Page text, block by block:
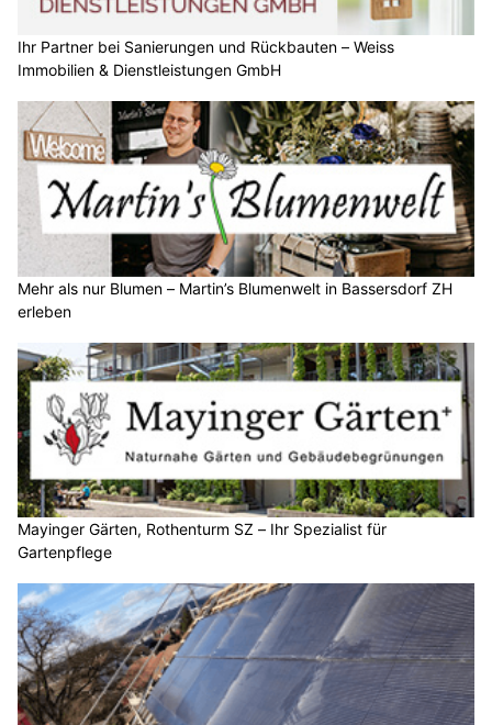
Ihr Partner bei Sanierungen und Rückbauten – Weiss
Immobilien & Dienstleistungen GmbH
Mehr als nur Blumen – Martin’s Blumenwelt in Bassersdorf ZH
erleben
Mayinger Gärten, Rothenturm SZ – Ihr Spezialist für
Gartenpflege